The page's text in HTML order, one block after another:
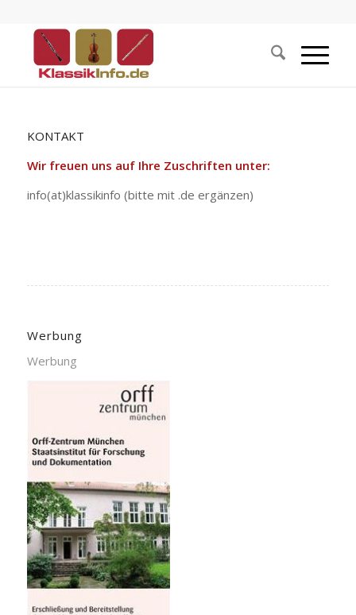
KONTAKT
Wir freuen uns auf Ihre Zuschriften unter:
info(at)klassikinfo (bitte mit .de ergänzen)
Werbung
Werbung